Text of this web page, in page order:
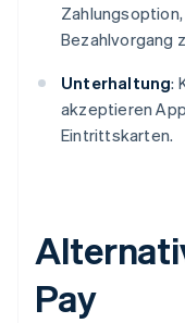
Bezahlvorgang
Unterhaltung:
akzeptieren
Eintrittskarten.
Pay